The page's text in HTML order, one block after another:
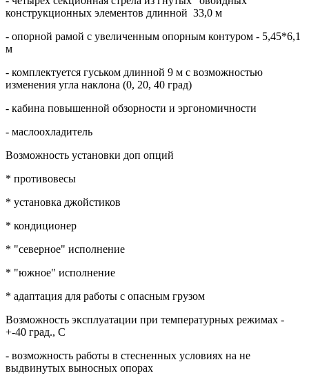
конструкционных элементов длинной 33,0 м
- опорной рамой с увеличенным опорным контуром - 5,45*6,1
м
- комплектуется гуськом длинной 9 м с возможностью
изменения угла наклона (0, 20, 40 град)
- кабина повышенной обзорности и эргономичности
- маслоохладитель
Возможность установки доп опций
* противовесы
* установка джойстиков
* кондиционер
* "северное" исполнение
* "южное" исполнение
* адаптация для работы с опасным грузом
Возможность эксплуатации при температурных режимах -
+-40 град., С
- возможность работы в стесненных условиях на не
выдвинутых выносных опорах